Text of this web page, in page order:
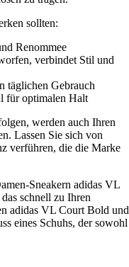
sollten:
Renommee
verbindet Stil und
täglichen Gebrauch
für optimalen Halt
werden auch Ihren
Lassen Sie sich von
verführen, die die Marke
Sneakern adidas VL
schnell zu Ihren
adidas VL Court Bold und
eines Schuhs, der sowohl